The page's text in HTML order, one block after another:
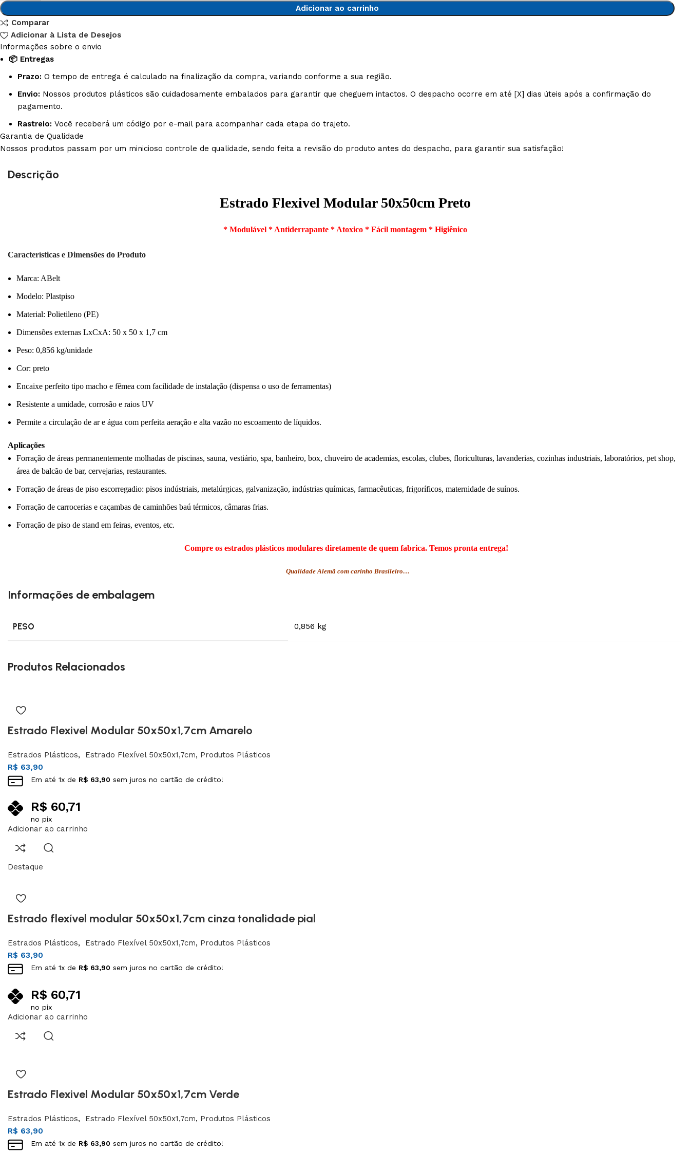
Adicionar ao carrinho
Comparar
Adicionar à Lista de Desejos
Informações sobre o envio
📦 Entregas
Prazo: O tempo de entrega é calculado na finalização da compra, variando conforme a sua região.
Envio: Nossos produtos plásticos são cuidadosamente embalados para garantir que cheguem intactos. O despacho ocorre em até [X] dias úteis após a confirmação do
pagamento.
Rastreio: Você receberá um código por e-mail para acompanhar cada etapa do trajeto.
Garantia de Qualidade
Nossos produtos passam por um minicioso controle de qualidade, sendo feita a revisão do produto antes do despacho, para garantir sua satisfação!
Descrição
Estrado Flexivel Modular 50x50cm Preto
* Modulável * Antiderrapante * Atoxico * Fácil montagem * Higiênico
Características e Dimensões do Produto
Marca: ABelt
Modelo: Plastpiso
Material: Polietileno (PE)
Dimensões externas LxCxA: 50 x 50 x 1,7 cm
Peso: 0,856 kg/unidade
Cor: preto
Encaixe perfeito tipo macho e fêmea com facilidade de instalação (dispensa o uso de ferramentas)
Resistente a umidade, corrosão e raios UV
Permite a circulação de ar e água com perfeita aeração e alta vazão no escoamento de líquidos.
Aplicações
Forração de áreas permanentemente molhadas de piscinas, sauna, vestiário, spa, banheiro, box, chuveiro de academias, escolas, clubes, floriculturas, lavanderias, cozinhas industriais, laboratórios, pet shop,
área de balcão de bar, cervejarias, restaurantes.
Forração de áreas de piso escorregadio: pisos indústriais, metalúrgicas, galvanização, indústrias químicas, farmacêuticas, frigoríficos, maternidade de suínos.
Forração de carrocerias e caçambas de caminhões baú térmicos, câmaras frias.
Forração de piso de stand em feiras, eventos, etc.
Compre os estrados plásticos modulares diretamente de quem fabrica. Temos pronta entrega!
Qualidade Alemã com carinho Brasileiro…
Informações de embalagem
PESO 0,856 kg
Produtos Relacionados
Estrado Flexivel Modular 50x50x1,7cm Amarelo
Estrados Plásticos, Estrado Flexível 50x50x1,7cm, Produtos Plásticos
R$ 63,90
Em até 1x de R$ 63,90 sem juros no cartão de crédito!
R$ 60,71
no pix
Adicionar ao carrinho
Destaque
Estrado flexível modular 50x50x1,7cm cinza tonalidade pial
Estrados Plásticos, Estrado Flexível 50x50x1,7cm, Produtos Plásticos
R$ 63,90
Em até 1x de R$ 63,90 sem juros no cartão de crédito!
R$ 60,71
no pix
Adicionar ao carrinho
Estrado Flexivel Modular 50x50x1,7cm Verde
Estrados Plásticos, Estrado Flexível 50x50x1,7cm, Produtos Plásticos
R$ 63,90
Em até 1x de R$ 63,90 sem juros no cartão de crédito!